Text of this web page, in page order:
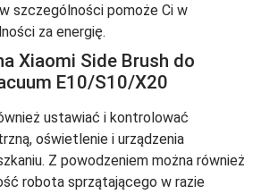
szczególności pomoże Ci w
za energię.
Xiaomi Side Brush do
E10/S10/X20
ustawiać i kontrolować
oświetlenie i urządzenia
Z powodzeniem można również
robota sprzątającego w razie